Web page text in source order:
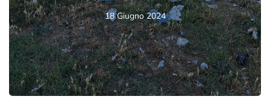
18 Giugno 2024